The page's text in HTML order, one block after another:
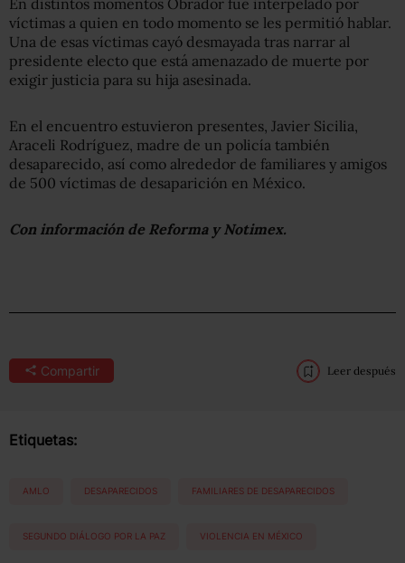
víctimas a quien en todo momento se les permitió hablar.
Una de esas víctimas cayó desmayada tras narrar al
presidente electo que está amenazado de muerte por
exigir justicia para su hija asesinada.
En el encuentro estuvieron presentes, Javier Sicilia,
Araceli Rodríguez, madre de un policía también
desaparecido, así como alrededor de familiares y amigos
de 500 víctimas de desaparición en México.
Con información de Reforma y Notimex.
Compartir Leer después
Etiquetas:
AMLO DESAPARECIDOS FAMILIARES DE DESAPARECIDOS
SEGUNDO DIÁLOGO POR LA PAZ VIOLENCIA EN MÉXICO